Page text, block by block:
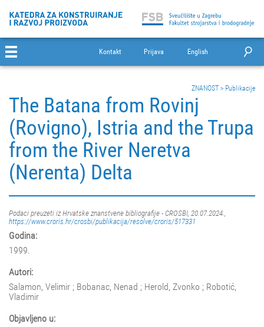
Kontakt Prijava English
ZNANOST > Publikacije
The Batana from Rovinj
(Rovigno), Istria and the Trupa
from the River Neretva
(Nerenta) Delta
Podaci preuzeti iz Hrvatske znanstvene bibliografije - CROSBI, 20.07.2024.,
https://www.croris.hr/crosbi/publikacija/resolve/croris/517331
Godina:
1999.
Autori:
Salamon, Velimir ; Bobanac, Nenad ; Herold, Zvonko ; Robotić,
Vladimir
Objavljeno u: